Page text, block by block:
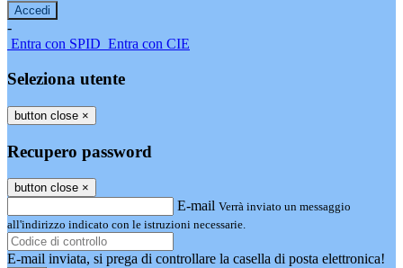
-
Entra con SPID Entra con CIE
Seleziona utente
button close ×
Recupero password
button close ×
E-mail Verrà inviato un messaggio
all'indirizzo indicato con le istruzioni necessarie.
E-mail inviata, si prega di controllare la casella di posta elettronica!